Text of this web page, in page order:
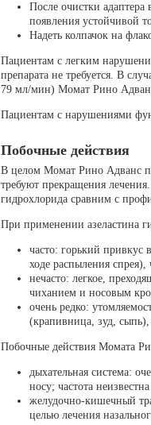
После очистки
появления устойчивой
Надеть колпачок на
Пациентам с легким
препарата не требуется. В
79 мл/мин) Момат Рино
Пациентам с нарушениями
Побочные действия
В целом Момат Рино Адванс
требуют прекращения
гидрохлорида сравним с
При применении азеластина
часто: горький
ходе распыления
нечасто: легкое,
чиханием и носовым
очень редко:
(крапивница, зуд,
Побочные действия Момата
дыхательная система:
носу; частота
желудочно-кишечный
целью лечения